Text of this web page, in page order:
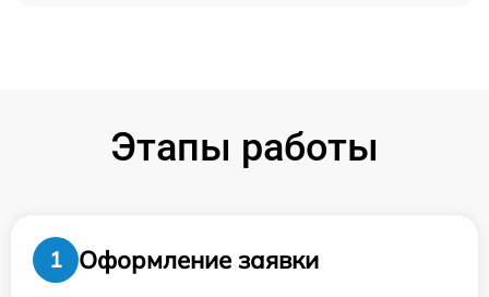
Этапы работы
1
Оформление заявки